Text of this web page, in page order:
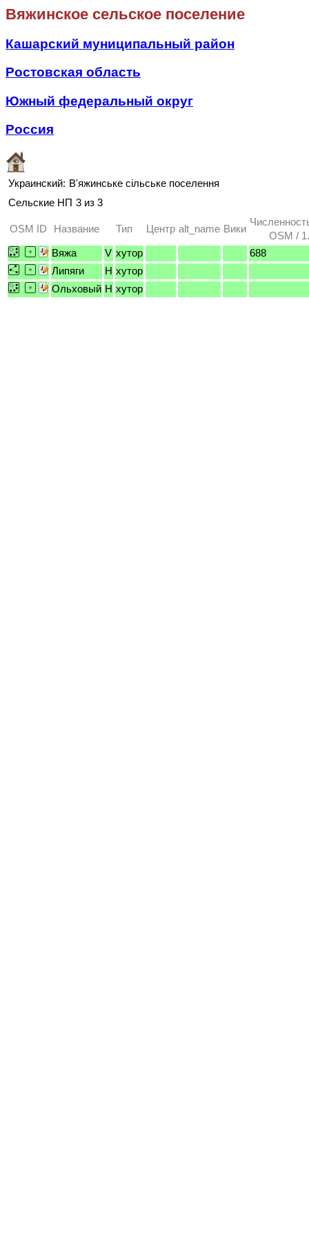
Вяжинское сельское поселение
Кашарский муниципальный район
Ростовская область
Южный федеральный округ
Россия
Украинский: В'яжинське сільське поселення
Сельские НП 3 из 3
OSM ID Название Тип Центр alt_name Вики
OSM /
Вяжа
V хутор
688
Липяги
H хутор
Ольховый H хутор